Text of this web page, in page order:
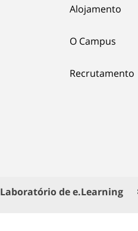
Alojamento
O Campus
Recrutamento
Laboratório de e.Learning